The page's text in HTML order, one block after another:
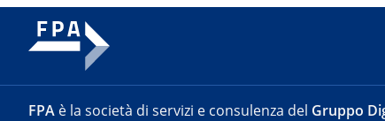
FPA è la società di servizi e consulenza del Gruppo